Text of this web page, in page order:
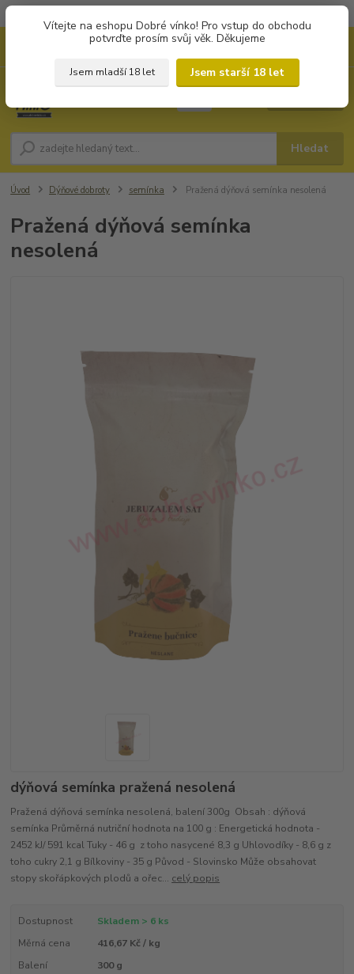
Vítejte na eshopu Dobré vínko! Pro vstup do obchodu
potvrďte prosím svůj věk. Děkujeme
Jsem mladší 18 let
Jsem starší 18 let
Hledat
Úvod Dýňové dobroty semínka Pražená dýňová semínka nesolená
Pražená dýňová semínka
nesolená
dýňová semínka pražená nesolená
Pražená dýňová semínka nesolená, balení 300g Obsah : dýňová
semínka Průměrná nutriční hodnota na 100 g : Energetická hodnota -
2452 kJ/ 591 kcal Tuky - 46 g z toho nasycené 8,3 g Uhlovodíky - 8,6 g z
toho cukry 2,1 g Bílkoviny - 35 g Původ - Slovinsko Může obsahovat
stopy skořápkových plodů a ořec... celý popis
Dostupnost
Skladem > 6 ks
Měrná cena
416,67 Kč / kg
Balení
300 g